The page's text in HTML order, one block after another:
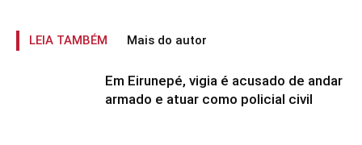
LEIA TAMBÉM Mais do autor
Em Eirunepé, vigia é acusado de andar
armado e atuar como policial civil